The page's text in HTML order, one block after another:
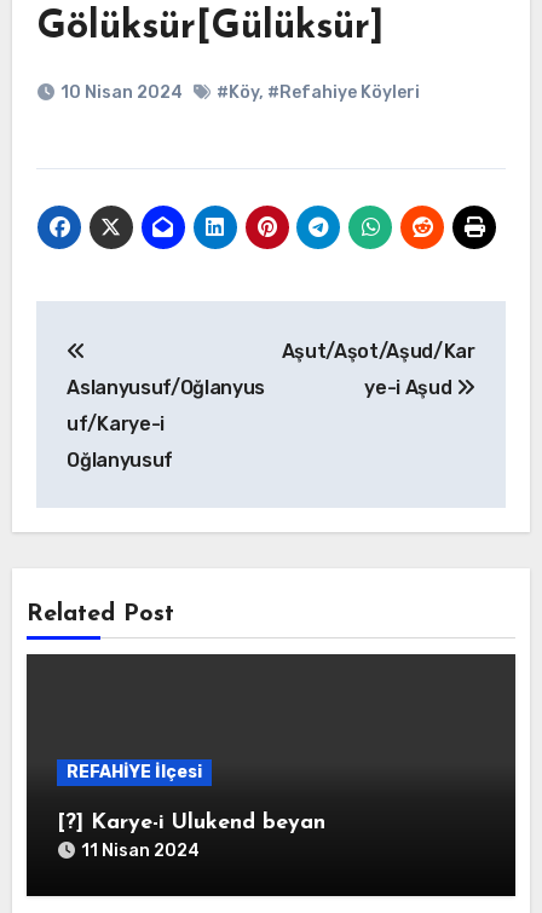
Gölüksür[Gülüksür]
10 Nisan 2024 #Köy, #Refahiye Köyleri
gezinmesi
Aslanyusuf/Oğlanyus
uf/Karye-i
Oğlanyusuf
Aşut/Aşot/Aşud/Kar
ye-i Aşud
Related Post
REFAHİYE İlçesi
[?] Karye-i Ulukend beyan
11 Nisan 2024